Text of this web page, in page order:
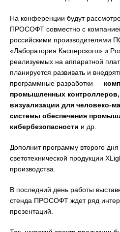
На конференции будут
ПРОСОФТ совместно с
российскими производителями
«Лаборатория Касперского» и
реализуемых на аппаратной
планируется развивать и
программные разработки —
промышленных
визуализации для человеко-
системы обеспечения
кибербезопасности и др.
Дополнит программу второго
светотехнической продукции
производства.
В последний день работы
стенда ПРОСОФТ ждет ряд
презентаций.